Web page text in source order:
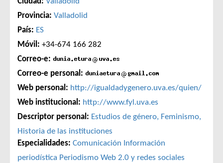
Provincia: Valladolid
País: ES
Móvil: +34-674 166 282
Correo-e:
Correo-e personal:
Web personal: http://igualdadygenero.uva.es/quien/
Web institucional: http://www.fyl.uva.es
Descriptor personal: Estudios de género, Feminismo,
Historia de las instituciones
Especialidades: Comunicación Información
periodística Periodismo Web 2.0 y redes sociales